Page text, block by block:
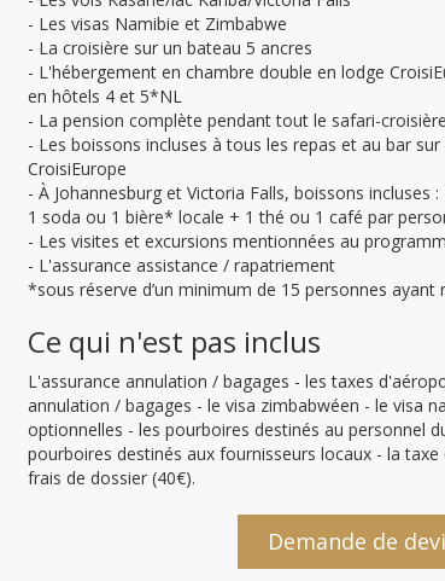
- Les visas Namibie et Zimbabwe
- La croisière sur un bateau 5 ancres
- L'hébergement en chambre double en lodge
en hôtels 4 et 5*NL
- La pension complète pendant tout le safari-croisière
- Les boissons incluses à tous les repas et au bar
CroisiEurope
- À Johannesburg et Victoria Falls, boissons incluses
1 soda ou 1 bière* locale + 1 thé ou 1 café par
- Les visites et excursions mentionnées au
- L'assurance assistance / rapatriement
*sous réserve d’un minimum de 15 personnes ayant
Ce qui n'est pas inclus
L'assurance annulation / bagages - les taxes
annulation / bagages - le visa zimbabwéen - le visa
optionnelles - les pourboires destinés au personnel
pourboires destinés aux fournisseurs locaux - la
frais de dossier (40€).
Demande de